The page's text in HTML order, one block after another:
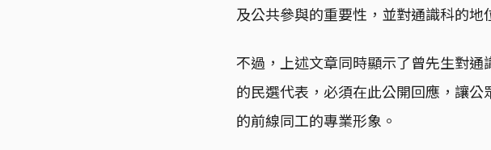
及公共參與的重要性，並對通識科的地
不過，上述文章同時顯示了曾先生對
的民選代表，必須在此公開回應，讓
的前線同工的專業形象。